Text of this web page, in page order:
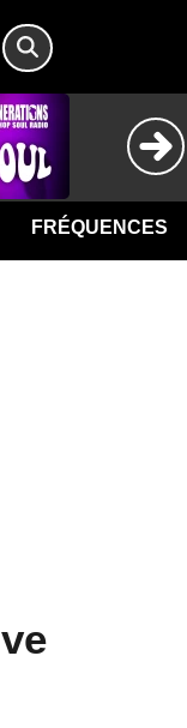
FRÉQUENCES